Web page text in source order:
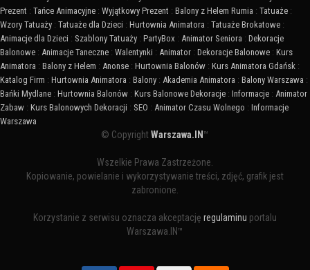
Prezent : Tańce Animacyjne : Wyjątkowy Prezent : Balony z Helem Rumia : Tatuaże :
Wzory Tatuaży : Tatuaże dla Dzieci : Hurtownia Animatora : Tatuaże Brokatowe :
Animacje dla Dzieci : Szablony Tatuaży : PartyBox : Animator Seniora : Dekoracje
Balonowe : Animacje Taneczne : Walentynki : Animator : Dekoracje Balonowe : Kurs
Animatora : Balony z Helem : Anonse : Hurtownia Balonów : Kurs Animatora Gdańsk :
Katalog Firm : Hurtownia Animatora : Balony : Akademia Animatora : Balony Warszawa :
Bańki Mydlane : Hurtownia Balonów : Kurs Balonowe Dekoracje : Informacje : Animator
Zabaw : Kurs Balonowych Dekoracji : SEO : Animator Czasu Wolnego : Informacje
Warszawa
© CopyrightWarszawa.IN ™
Wszelkie Prawa Zastrzeżone.
Kopiowanie, powielanie i wykorzystywanie treści, zdjęć, grafik jest
zabronione.
Korzystanie z serwisu oznacza akceptację regulaminu portalu
Warszawa.IN™